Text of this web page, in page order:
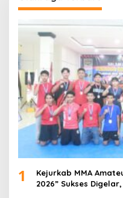
1
Kejurkab MMA
2026” Sukses